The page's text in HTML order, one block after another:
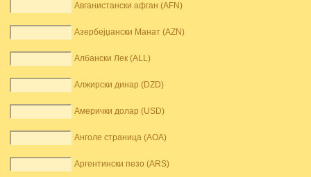
Авганистански афган (AFN)
Азербејџански Манат (AZN)
Албански Лек (ALL)
Алжирски динар (DZD)
Амерички долар (USD)
Анголе страница (AOA)
Аргентински пезо (ARS)